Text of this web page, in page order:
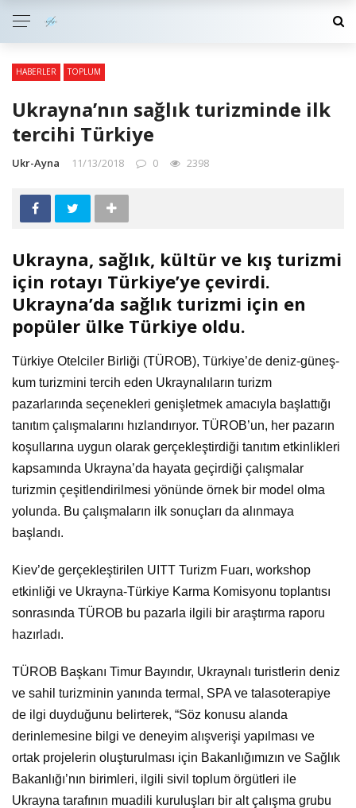
HABERLER TOPLUM
Ukrayna’nın sağlık turizminde ilk
tercihi Türkiye
Ukr-Ayna 11/13/2018 0 2398
Ukrayna, sağlık, kültür ve kış turizmi
için rotayı Türkiye’ye çevirdi.
Ukrayna’da sağlık turizmi için en
popüler ülke Türkiye oldu.
Türkiye Otelciler Birliği (TÜROB), Türkiye’de deniz-güneş-
kum turizmini tercih eden Ukraynalıların turizm
pazarlarında seçenekleri genişletmek amacıyla başlattığı
tanıtım çalışmalarını hızlandırıyor. TÜROB’un, her pazarın
koşullarına uygun olarak gerçekleştirdiği tanıtım etkinlikleri
kapsamında Ukrayna’da hayata geçirdiği çalışmalar
turizmin çeşitlendirilmesi yönünde örnek bir model olma
yolunda. Bu çalışmaların ilk sonuçları da alınmaya
başlandı.
Kiev’de gerçekleştirilen UITT Turizm Fuarı, workshop
etkinliği ve Ukrayna-Türkiye Karma Komisyonu toplantısı
sonrasında TÜROB bu pazarla ilgili bir araştırma raporu
hazırladı.
TÜROB Başkanı Timur Bayındır, Ukraynalı turistlerin deniz
ve sahil turizminin yanında termal, SPA ve talasoterapiye
de ilgi duyduğunu belirterek, “Söz konusu alanda
derinlemesine bilgi ve deneyim alışverişi yapılması ve
ortak projelerin oluşturulması için Bakanlığımızın ve Sağlık
Bakanlığı’nın birimleri, ilgili sivil toplum örgütleri ile
Ukrayna tarafının muadili kuruluşları bir alt çalışma grubu